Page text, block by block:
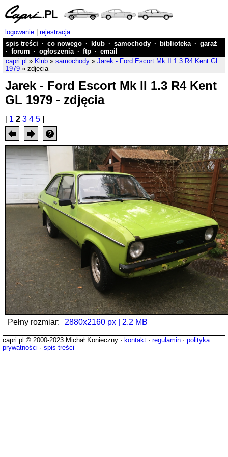
logowanie
rejestracja
spis treści · co nowego · klub · samochody · biblioteka · garaż
· forum · ogłoszenia · ftp · email
capri.pl » Klub » samochody » Jarek - Ford Escort Mk II 1.3 R4 Kent GL
1979 » zdjęcia
Jarek - Ford Escort Mk II 1.3 R4 Kent
GL 1979 - zdjęcia
[ 1 2 3 4 5 ]
Pełny rozmiar: 2880x2160 px | 2.2 MB
capri.pl © 2000-2023 Michał Konieczny · kontakt · regulamin · polityka
prywatności · spis treści